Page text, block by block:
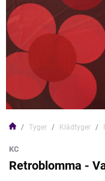
Tyger Klädtyger
KC
Retroblomma -